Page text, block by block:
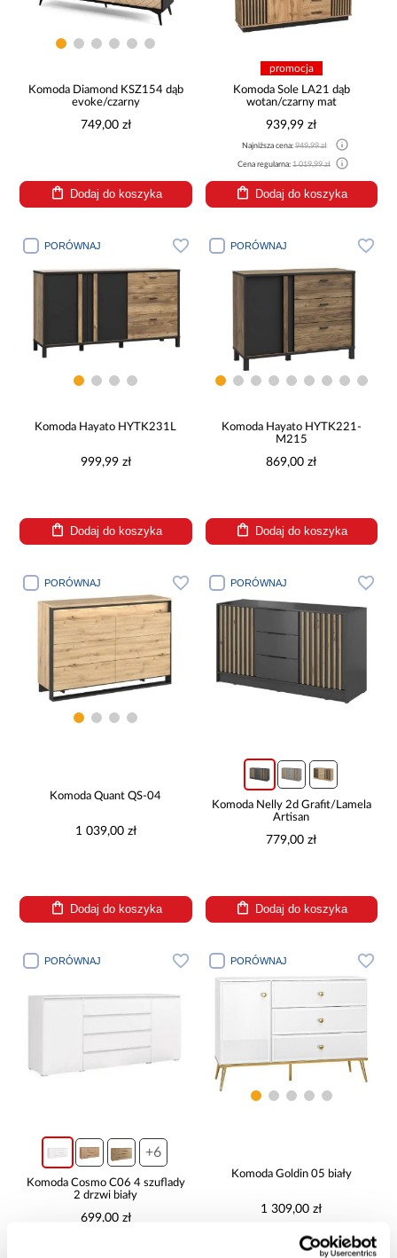
Komoda Diamond KSZ154 dąb
evoke/czarny
749,00 zł
Dodaj do koszyka
promocja
Komoda Sole LA21 dąb
wotan/czarny mat
939,99 zł
Najniższa cena:949,99 zł
Cena regularna:1 019,99 zł
Dodaj do koszyka
PORÓWNAJ
Komoda Hayato HYTK231L
999,99 zł
Dodaj do koszyka
PORÓWNAJ
Komoda Hayato HYTK221-
M215
869,00 zł
Dodaj do koszyka
PORÓWNAJ
Komoda Quant QS-04
1 039,00 zł
Dodaj do koszyka
PORÓWNAJ
Komoda Nelly 2d Grafit/Lamela
Artisan
779,00 zł
Dodaj do koszyka
PORÓWNAJ
+6
Komoda Cosmo C06 4 szuflady
2 drzwi biały
699,00 zł
PORÓWNAJ
Komoda Goldin 05 biały
1 309,00 zł